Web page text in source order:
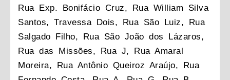
Rua Exp. Bonifácio Cruz, Rua William Silva
Santos, Travessa Dois, Rua São Luiz, Rua
Salgado Filho, Rua São João dos Lázaros,
Rua das Missões, Rua J, Rua Amaral
Moreira, Rua Antônio Queiroz Araújo, Rua